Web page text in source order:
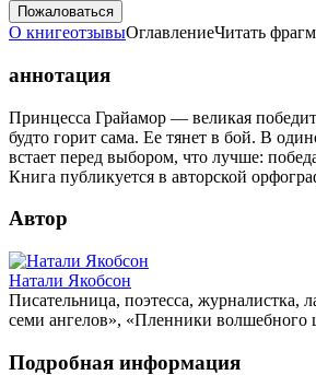
Пожаловаться
О книгеотзывыОглавлениеЧитать
аннотация
Принцесса Грайамор — великая
будто горит сама. Ее тянет в бой. В
встает перед выбором, что лучше:
Книга публикуется в авторской
Автор
Натали Якобсон
Писательница, поэтесса,
семи ангелов», «Пленники волшебного
Подробная информация